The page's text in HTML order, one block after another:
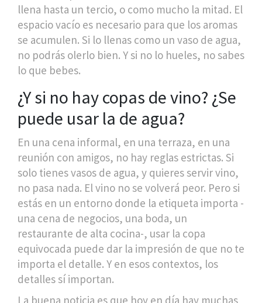
llena hasta un tercio, o como mucho la mitad. El
espacio vacío es necesario para que los aromas
se acumulen. Si lo llenas como un vaso de agua,
no podrás olerlo bien. Y si no lo hueles, no sabes
lo que bebes.
¿Y si no hay copas de vino? ¿Se
puede usar la de agua?
En una cena informal, en una terraza, en una
reunión con amigos, no hay reglas estrictas. Si
solo tienes vasos de agua, y quieres servir vino,
no pasa nada. El vino no se volverá peor. Pero si
estás en un entorno donde la etiqueta importa -
una cena de negocios, una boda, un
restaurante de alta cocina-, usar la copa
equivocada puede dar la impresión de que no te
importa el detalle. Y en esos contextos, los
detalles sí importan.
La buena noticia es que hoy en día hay muchas